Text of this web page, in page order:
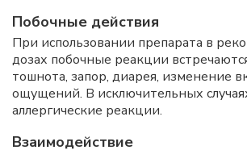
Побочные действия
При использовании препарата в
дозах побочные реакции
тошнота, запор, диарея, изменение
ощущений. В исключительных
аллергические реакции.
Взаимодействие